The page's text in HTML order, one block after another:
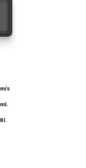
m/s
ml.
Kl.